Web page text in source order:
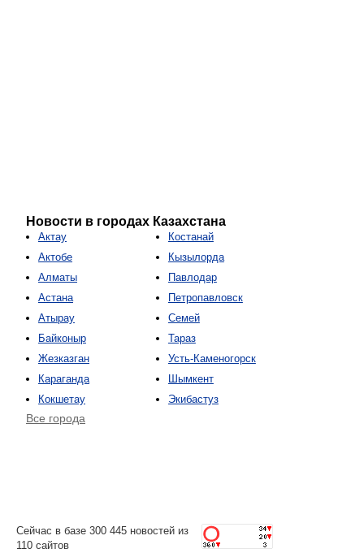
Новости в городах Казахстана
Актау
Актобе
Алматы
Астана
Атырау
Байконыр
Жезказган
Караганда
Кокшетау
Костанай
Кызылорда
Павлодар
Петропавловск
Семей
Тараз
Усть-Каменогорск
Шымкент
Экибастуз
Все города
Сейчас в базе 300 445 новостей из
110 сайтов